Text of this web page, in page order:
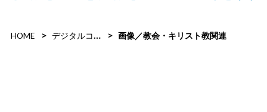
HOME デジタルコンテンツ 画像／教会・キリスト教関連